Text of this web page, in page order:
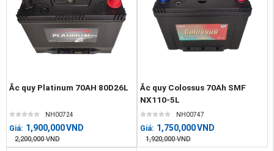
Ắc quy Platinum 70AH 80D26L
NH00724
Giá: 1,900,000VND
2,200,000 VND
Ắc quy Colossus 70Ah SMF
NX110-5L
NH00747
Giá: 1,750,000VND
1,920,000 VND